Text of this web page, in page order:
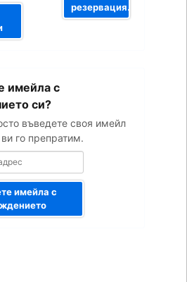
резервация.
имейла с
си?
въведете своя имейл
го препратим.
имейла с